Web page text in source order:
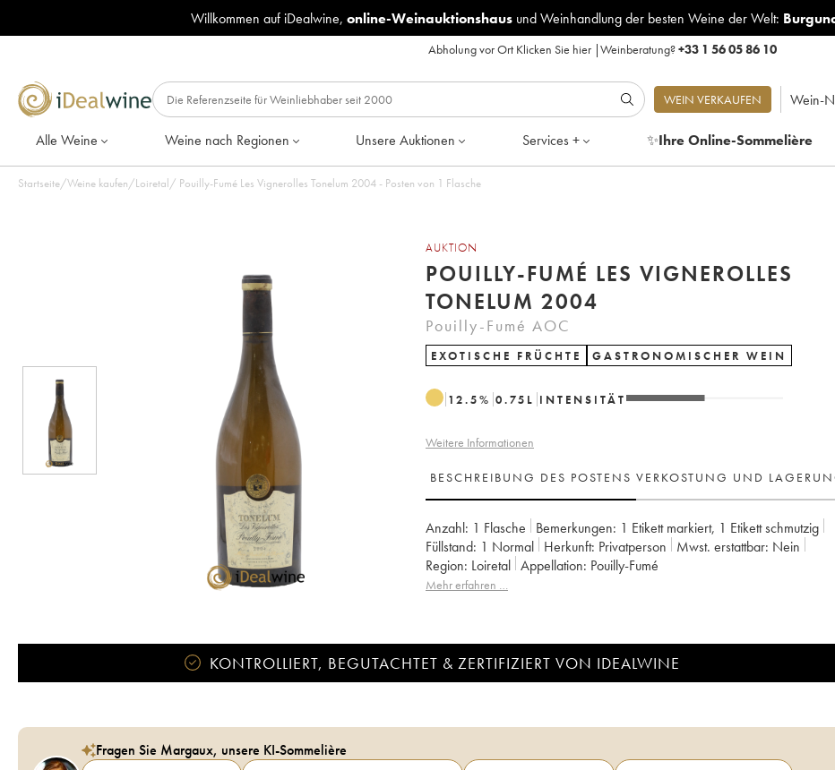
Willkommen auf iDealwine, online-Weinauktionshausund Weinhandlung der besten Weine der Welt:
Abholung vor Ort Klicken Sie hier|Weinberatung?+33 1 56 05 86 10
WEIN VERKAUFEN Wein-
Alle Weine Weine nach Regionen Unsere Auktionen Services + ✨Ihre Online-Sommelière
Startseite/Weine kaufen/Loiretal/ Pouilly-Fumé Les Vignerolles Tonelum 2004 - Posten von 1 Flasche
AUKTION
POUILLY-FUMÉ LES VIGNEROLLES
TONELUM 2004
Pouilly-Fumé AOC
EXOTISCHE FRÜCHTE GASTRONOMISCHER WEIN
12.5% 0.75 L INTENSITÄT
Weitere Informationen
BESCHREIBUNG DES POSTENS VERKOSTUNG UND
Anzahl: 1 Flasche Bemerkungen: 1 Etikett markiert, 1 Etikett schmutzig
Füllstand: 1 Normal Herkunft: privatperson Mwst. erstattbar:
nein
Region: Loiretal Appellation: Pouilly-Fumé
Mehr erfahren …
KONTROLLIERT, BEGUTACHTET & ZERTIFIZIERT VON IDEALWINE
Fragen Sie Margaux, unsere KI-Sommelière